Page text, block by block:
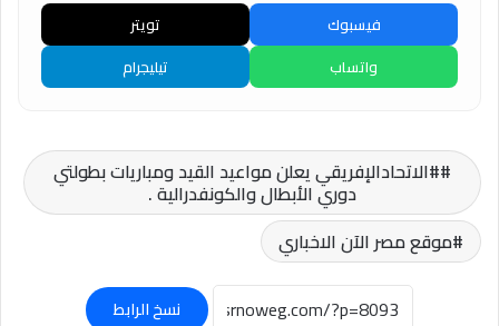
فيسبوك
تويتر
واتساب
تيليجرام
#الاتحادالإفريقي يعلن مواعيد القيد ومباريات بطولتي
دوري الأبطال والكونفدرالية .
موقع مصر الآن الاخباري
نسخ الرابط